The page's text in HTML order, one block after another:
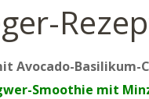
Avocado-Basilikum-
Smoothie mit